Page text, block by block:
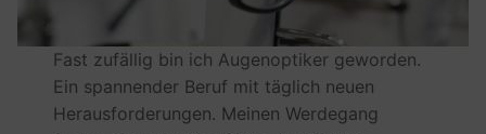
Fast zufällig bin ich Augenoptiker geworden.
Ein spannender Beruf mit täglich neuen
Herausforderungen. Meinen Werdegang